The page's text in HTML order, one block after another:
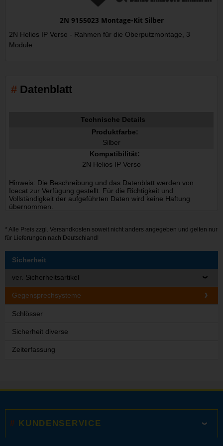
2N 9155023 Montage-Kit Silber
2N Helios IP Verso - Rahmen für die Oberputzmontage, 3
Module.
Datenblatt
Technische Details
Produktfarbe:
Silber
Kompatibilität:
2N Helios IP Verso
Hinweis: Die Beschreibung und das Datenblatt werden von
Icecat zur Verfügung gestellt. Für die Richtigkeit und
Vollständigkeit der aufgeführten Daten wird keine Haftung
übernommen.
* Alle Preis zzgl. Versandkosten soweit nicht anders angegeben und gelten nur
für Lieferungen nach Deutschland!
Sicherheit
ver. Sicherheitsartikel
Gegensprechsysteme
Schlösser
Sicherheit diverse
Zeiterfassung
KUNDENSERVICE